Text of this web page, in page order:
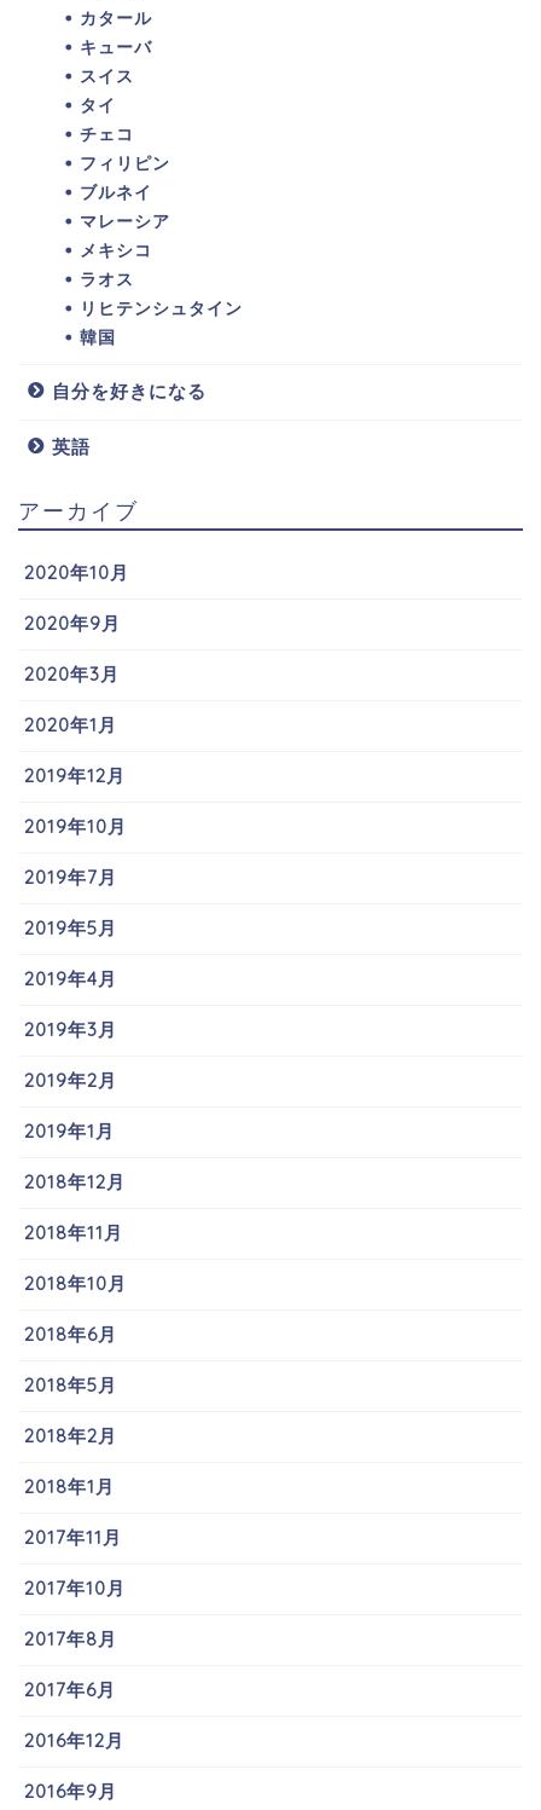
カタール
キューバ
スイス
タイ
チェコ
フィリピン
ブルネイ
マレーシア
メキシコ
ラオス
リヒテンシュタイン
韓国
自分を好きになる
英語
アーカイブ
2020年10月
2020年9月
2020年3月
2020年1月
2019年12月
2019年10月
2019年7月
2019年5月
2019年4月
2019年3月
2019年2月
2019年1月
2018年12月
2018年11月
2018年10月
2018年6月
2018年5月
2018年2月
2018年1月
2017年11月
2017年10月
2017年8月
2017年6月
2016年12月
2016年9月